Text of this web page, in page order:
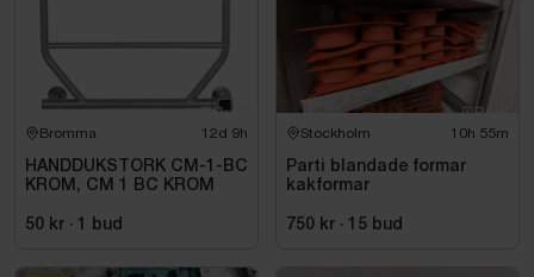
Bromma 12d 9h
HANDDUKSTORK CM-1-BC
KROM, CM 1 BC KROM
50 kr · 1 bud
Stockholm 10h 55m
Parti blandade formar
kakformar
750 kr · 15 bud